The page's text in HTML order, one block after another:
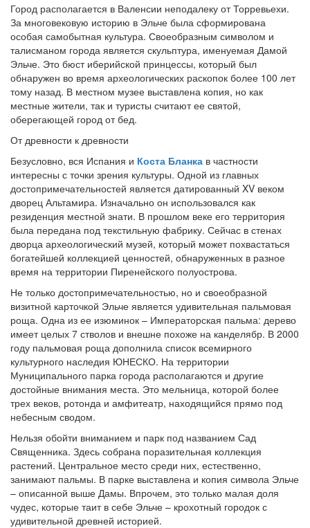
Город располагается в Валенсии неподалеку от Торревьехи.
За многовековую историю в Эльче была сформирована
особая самобытная культура. Своеобразным символом и
талисманом города является скульптура, именуемая Дамой
Эльче. Это бюст иберийской принцессы, который был
обнаружен во время археологических раскопок более 100 лет
тому назад. В местном музее выставлена копия, но как
местные жители, так и туристы считают ее святой,
оберегающей город от бед.
От древности к древности
Безусловно, вся Испания и Коста Бланка в частности
интересны с точки зрения культуры. Одной из главных
достопримечательностей является датированный XV веком
дворец Альтамира. Изначально он использовался как
резиденция местной знати. В прошлом веке его территория
была передана под текстильную фабрику. Сейчас в стенах
дворца археологический музей, который может похвастаться
богатейшей коллекцией ценностей, обнаруженных в разное
время на территории Пиренейского полуострова.
Не только достопримечательностью, но и своеобразной
визитной карточкой Эльче является удивительная пальмовая
роща. Одна из ее изюминок – Императорская пальма: дерево
имеет целых 7 стволов и внешне похоже на канделябр. В 2000
году пальмовая роща дополнила список всемирного
культурного наследия ЮНЕСКО. На территории
Муниципального парка города располагаются и другие
достойные внимания места. Это мельница, которой более
трех веков, ротонда и амфитеатр, находящийся прямо под
небесным сводом.
Нельзя обойти вниманием и парк под названием Сад
Священника. Здесь собрана поразительная коллекция
растений. Центральное место среди них, естественно,
занимают пальмы. В парке выставлена и копия символа Эльче
– описанной выше Дамы. Впрочем, это только малая доля
чудес, которые таит в себе Эльче – крохотный городок с
удивительной древней историей.